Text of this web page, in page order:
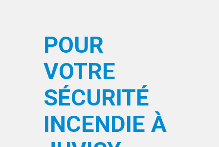
POUR
VOTRE
SÉCURITÉ
INCENDIE À